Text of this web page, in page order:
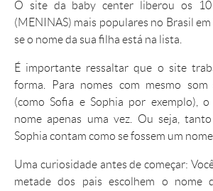
O site da baby center liberou os 10
(MENINAS) mais populares no Brasil
se o nome da sua filha está na lista.
É importante ressaltar que o site
forma. Para nomes com mesmo
(como Sofia e Sophia por exemplo),
nome apenas uma vez. Ou seja,
Sophia contam como se fossem um nome
Uma curiosidade antes de começar:
metade dos pais escolhem o nome